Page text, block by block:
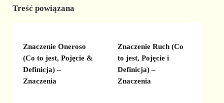
Treść powiązana
Znaczenie Oneroso
(Co to jest, Pojęcie &
Definicja) –
Znaczenia
Znaczenie Ruch (Co
to jest, Pojęcie i
Definicja) –
Znaczenia